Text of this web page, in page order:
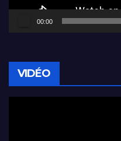
00:00
VIDÉO